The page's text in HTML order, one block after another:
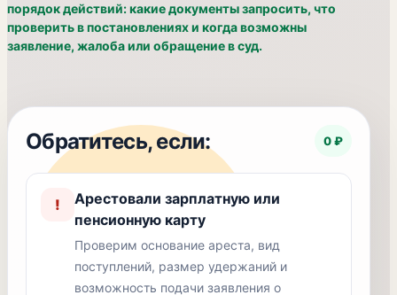
порядок действий: какие документы запросить, что
проверить в постановлениях и когда возможны
заявление, жалоба или обращение в суд.
Обратитесь, если: 0 ₽
!
Арестовали зарплатную или
пенсионную карту
Проверим основание ареста, вид
поступлений, размер удержаний и
возможность подачи заявления о